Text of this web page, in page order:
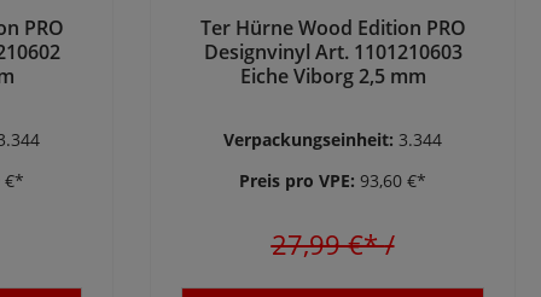
PRO
€*
Ter Hürne Wood Edition PRO
Designvinyl Art. 1101210603
Eiche Viborg 2,5 mm
Verpackungseinheit: 3.344
Preis pro VPE: 93,60 €*
27,99 €*/